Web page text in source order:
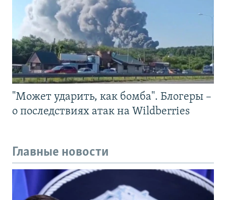
"Может ударить, как бомба". Блогеры –
о последствиях атак на Wildberries
Главные новости